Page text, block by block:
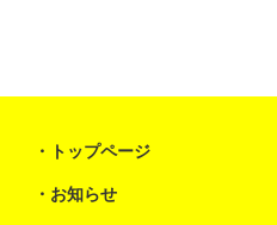
トップページ
お知らせ